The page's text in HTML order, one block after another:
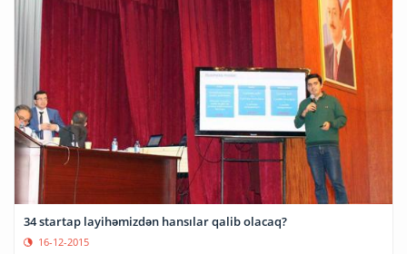
34 startap layihəmizdən hansılar qalib olacaq?
16-12-2015